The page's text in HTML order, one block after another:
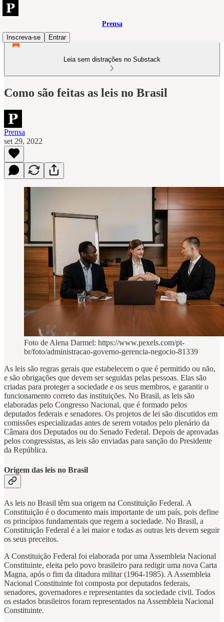
Prensa
Inscreva-se
Entrar
Leia sem distrações no Substack
Como são feitas as leis no Brasil
Prensa
set 29, 2022
Foto de Alena Darmel: https://www.pexels.com/pt-
br/foto/administracao-governo-gerencia-negocio-81339
As leis são regras gerais que estabelecem o que é permitido ou não,
e são obrigações que devem ser seguidas pelas pessoas. Elas são
criadas para proteger a sociedade e os seus membros, e garantir o
funcionamento correto das instituições. No Brasil, as leis são
elaboradas pelo Congresso Nacional, que é formado pelos
deputados federais e senadores. Os projetos de lei são discutidos em
comissões especializadas antes de serem votados pelo plenário da
Câmara dos Deputados ou do Senado Federal. Depois de aprovadas
pelos congressistas, as leis são enviadas para sanção do Presidente
da República.
Origem das leis no Brasil
As leis no Brasil têm sua origem na Constituição Federal. A
Constituição é o documento mais importante de um país, pois define
os princípios fundamentais que regem a sociedade. No Brasil, a
Constituição Federal é a lei maior e todas as outras leis devem seguir
os seus preceitos.
A Constituição Federal foi elaborada por uma Assembleia Nacional
Constituinte, eleita pelo povo brasileiro para redigir uma nova Carta
Magna, após o fim da ditadura militar (1964-1985). A Assembleia
Nacional Constituinte foi composta por deputados federais,
senadores, governadores e representantes da sociedade civil. Todos
os estados brasileiros foram representados na Assembleia Nacional
Constituinte.